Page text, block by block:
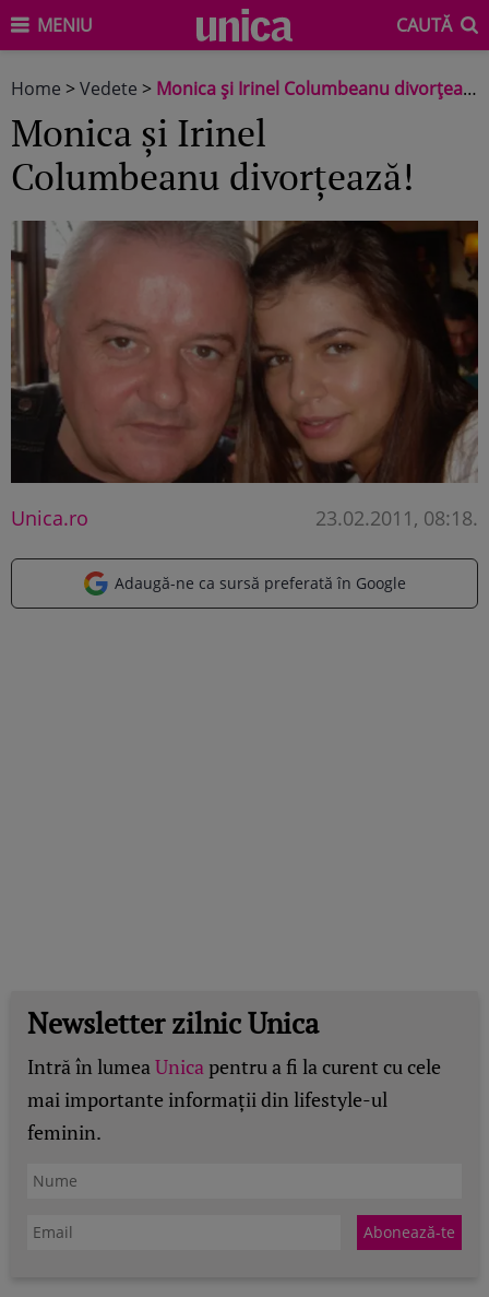
MENIU CAUTĂ
Home >Vedete > Monica şi Irinel Columbeanu divorţează!
Monica şi Irinel
Columbeanu divorţează!
Unica.ro 23.02.2011, 08:18.
Adaugă-ne ca sursă preferată în Google
Newsletter zilnic Unica
Intră în lumeaUnicapentru a fi la curent cu cele
mai importante informații din lifestyle-ul
feminin.